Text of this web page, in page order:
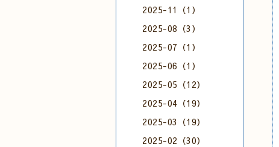
2025-11（1）
2025-08（3）
2025-07（1）
2025-06（1）
2025-05（12）
2025-04（19）
2025-03（19）
2025-02（30）